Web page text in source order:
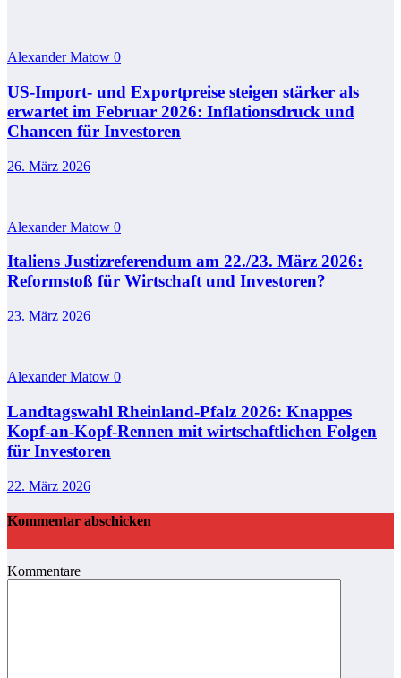
Alexander Matow 0
US-Import- und Exportpreise steigen stärker als
erwartet im Februar 2026: Inflationsdruck und
Chancen für Investoren
26. März 2026
Alexander Matow 0
Italiens Justizreferendum am 22./23. März 2026:
Reformstoß für Wirtschaft und Investoren?
23. März 2026
Alexander Matow 0
Landtagswahl Rheinland-Pfalz 2026: Knappes
Kopf-an-Kopf-Rennen mit wirtschaftlichen Folgen
für Investoren
22. März 2026
Kommentar abschicken
Kommentare